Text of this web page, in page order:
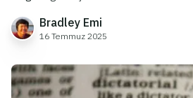
Bradley Emi
16 Temmuz 2025